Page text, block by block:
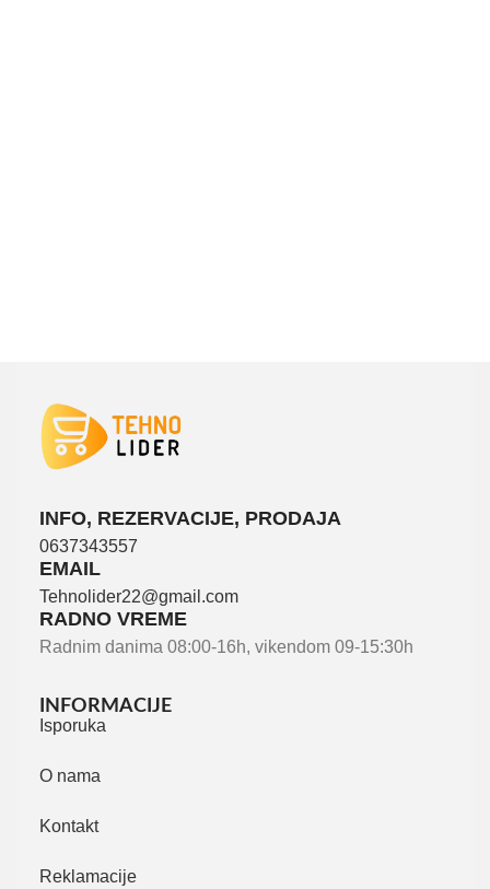
INFO, REZERVACIJE, PRODAJA
0637343557
EMAIL
Tehnolider22@gmail.com
RADNO VREME
Radnim danima 08:00-16h, vikendom 09-15:30h
INFORMACIJE
Isporuka
O nama
Kontakt
Reklamacije